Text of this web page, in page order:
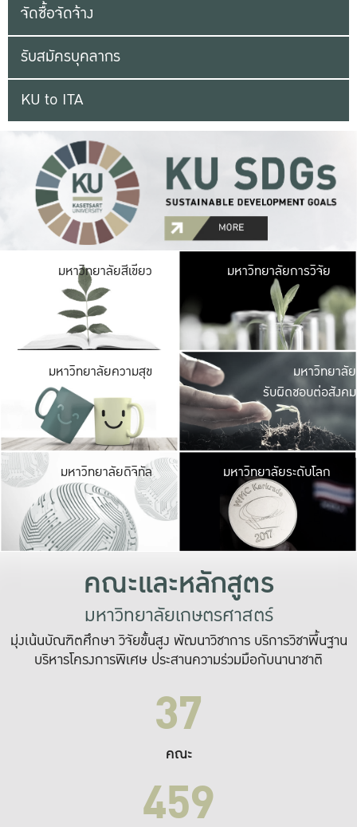
จัดซื้อจัดจ้าง
รับสมัครบุคลากร
KU to ITA
มหาวิทยาลัยสีเขียว มหาวิ
มีพื้นที่เขียวสดใส
เป็นป่าในเมือง เกษต
มหาวิทยาลัยการวิจัย
มหาวิทยาลัยความสุข มหาวิ
ค
เปิดประ
และพบเรื่องราวใ
มหาวิทยาลัย
รับผิดชอบต่อสังคม
มหาวิทยาลัยดิจิทัล มหาวิ
เปลี่ยนแปลง แล
เพื่อทำง
ระบบสารสนเทศ
มหาวิทยาลัยระดับโลก
คณะและหลักสูตร
มหาวิทยาลัยเกษตรศาสตร์
มุ่งเน้นบัณฑิตศึกษา วิจัยขั้นสูง พัฒนาวิชาการ บริการวิชาพื้นฐาน
บริหารโครงการพิเศษ ประสานความร่วมมือกับนานาชาติ
37
คณะ
459